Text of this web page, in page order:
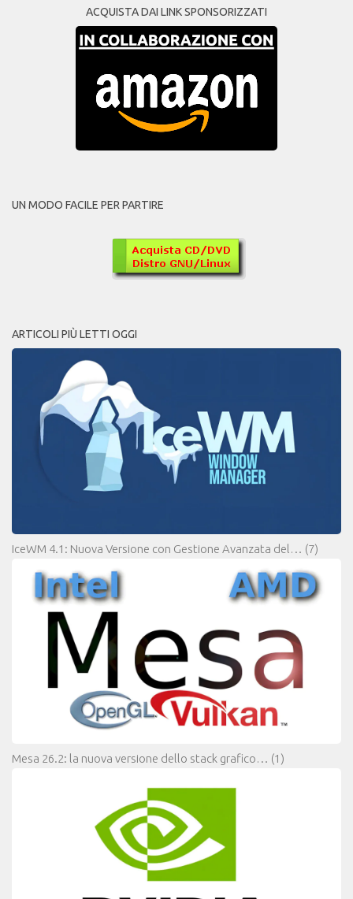
ACQUISTA DAI LINK SPONSORIZZATI
UN MODO FACILE PER PARTIRE
ARTICOLI PIÙ LETTI OGGI
IceWM 4.1: Nuova Versione con Gestione Avanzata del… (7)
Mesa 26.2: la nuova versione dello stack grafico… (1)